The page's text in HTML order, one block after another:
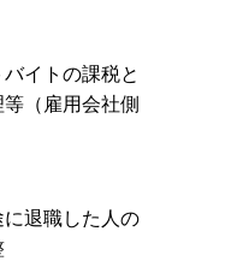
バイトの課税と
（雇用会社側
に退職した人の